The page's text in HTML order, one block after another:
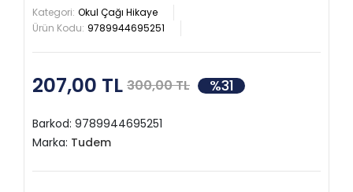
Kategori: Okul Çağı Hikaye
Ürün Kodu: 9789944695251
207,00 TL 300,00 TL %31
Barkod: 9789944695251
Marka: Tudem